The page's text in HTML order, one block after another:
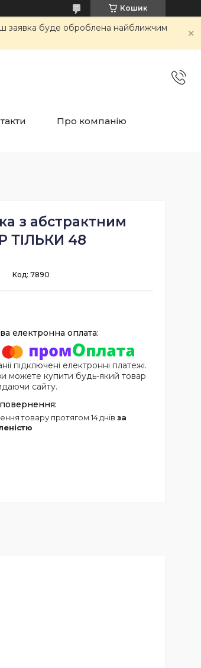
Кошик
заявка буде оброблена найближчим
Про компанію
з абстрактним
ТІЛЬКИ 48
Код: 7890
підключені електронні платежі.
можете купити будь-який товар
сайту.
товару протягом 14 днів за